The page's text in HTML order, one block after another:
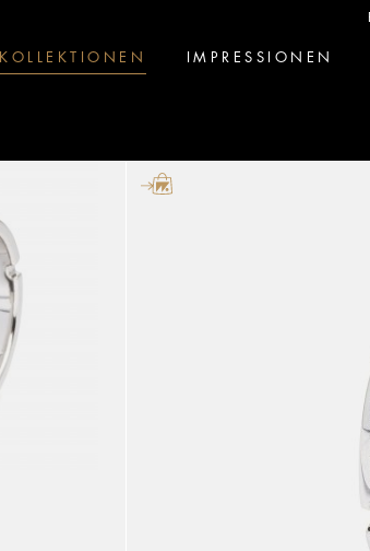
KOLLEKTIONEN IMPRESSIONEN